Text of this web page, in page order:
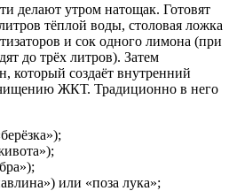
делают утром натощак. Готовят
тёплой воды, столовая ложка
и сок одного лимона (при
до трёх литров). Затем
который создаёт внутренний
ЖКТ. Традиционно в него
или «поза лука»;